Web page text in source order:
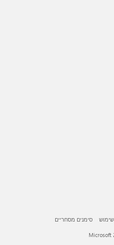
סימנים מסחריים